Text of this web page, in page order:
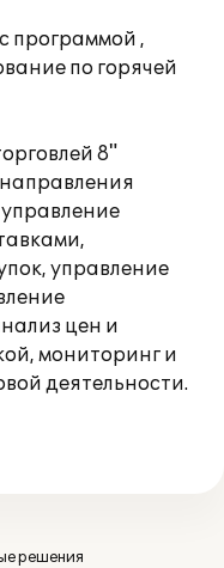
программой ,
по горячей
8"
управление
цен и
мониторинг и
деятельности.
решения